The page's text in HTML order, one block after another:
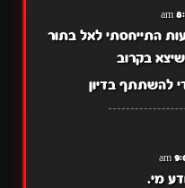
התייחסתי לאל בתור
להשתתף בדיון
מי.